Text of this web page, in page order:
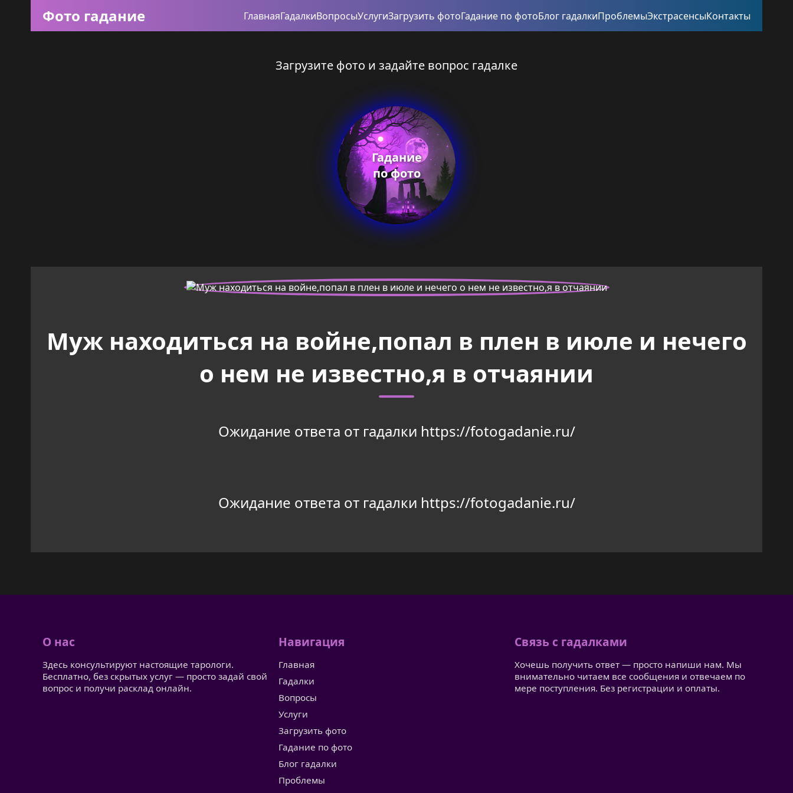
Фото гадание ГлавнаяГадалкиВопросыУслугиЗагрузить фотоГадание по фотоБлог гадалкиПроблемыЭкстрасенсыКонтакты
Загрузите фото и задайте вопрос гадалке
Гадание
по фото
Муж находиться на войне,попал в плен в июле и нечего
о нем не известно,я в отчаянии
Ожидание ответа от гадалки https://fotogadanie.ru/
Ожидание ответа от гадалки https://fotogadanie.ru/
О нас
Здесь консультируют настоящие тарологи.
Бесплатно, без скрытых услуг — просто задай свой
вопрос и получи расклад онлайн.
Навигация
Главная
Гадалки
Вопросы
Услуги
Загрузить фото
Гадание по фото
Блог гадалки
Проблемы
Связь с гадалками
Хочешь получить ответ — просто напиши нам. Мы
внимательно читаем все сообщения и отвечаем по
мере поступления. Без регистрации и оплаты.